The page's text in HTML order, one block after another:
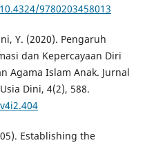
9780203458013
Y. (2020). Pengaruh
dan Kepercayaan Diri
Agama Islam Anak. Jurnal
Dini, 4(2), 588.
Establishing the